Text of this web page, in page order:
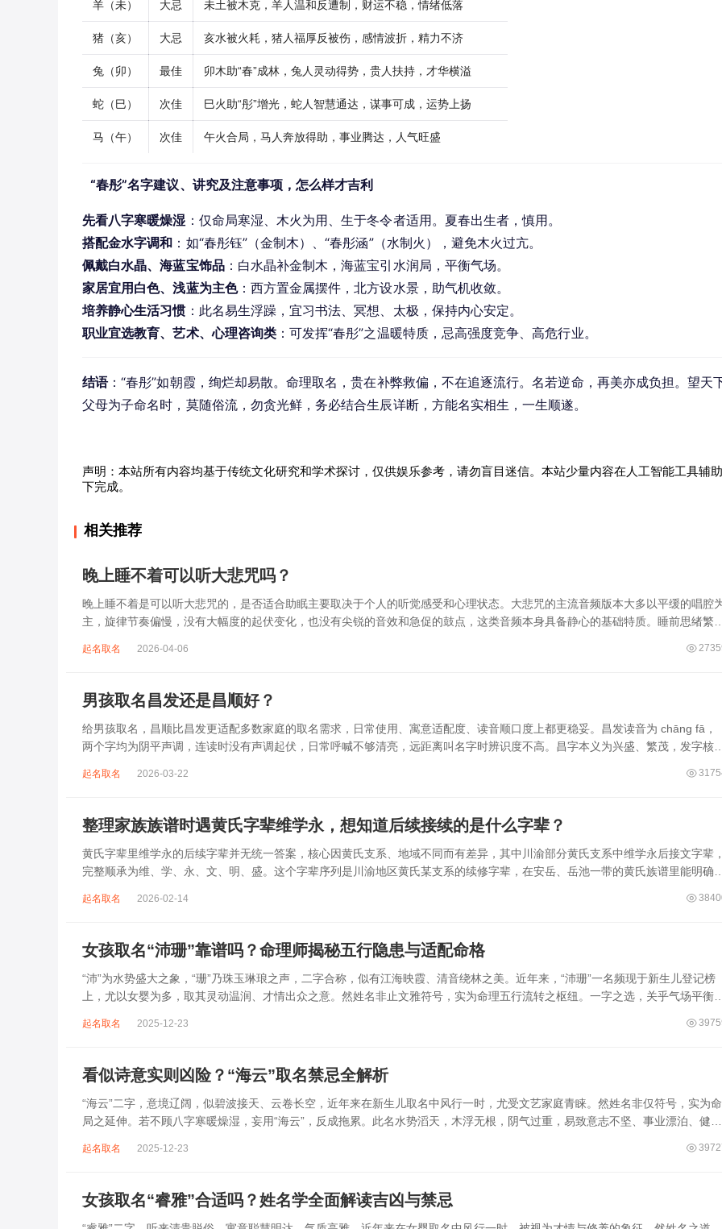
羊（未） 大忌 未土被木克，羊人温和反遭制，财运不稳，情绪低落
猪（亥） 大忌 亥水被火耗，猪人福厚反被伤，感情波折，精力不济
兔（卯） 最佳 卯木助“春”成林，兔人灵动得势，贵人扶持，才华横溢
蛇（巳） 次佳 巳火助“彤”增光，蛇人智慧通达，谋事可成，运势上扬
马（午） 次佳 午火合局，马人奔放得助，事业腾达，人气旺盛
“春彤”名字建议、讲究及注意事项，怎么样才吉利
先看八字寒暖燥湿 ：仅命局寒湿、木火为用、生于冬令者适用。夏春出生者，慎用。
搭配金水字调和 ：如“春彤钰”（金制木）、“春彤涵”（水制火），避免木火过亢。
佩戴白水晶、海蓝宝饰品：白水晶补金制木，海蓝宝引水润局，平衡气场。
家居宜用白色、浅蓝为主色：西方置金属摆件，北方设水景，助气机收敛。
培养静心生活习惯：此名易生浮躁，宜习书法、冥想、太极，保持内心安定。
职业宜选教育、艺术、心理咨询类：可发挥“春彤”之温暖特质，忌高强度竞争、高危行业。
结语：“春彤”如朝霞，绚烂却易散。命理取名，贵在补弊救偏，不在追逐流行。名若逆命，再美亦成负担。望天
父母为子命名时，莫随俗流，勿贪光鲜，务必结合生辰详断，方能名实相生，一生顺遂。
声明：本站所有内容均基于传统文化研究和学术探讨，仅供娱乐参考，请勿盲目迷信。本站少量内容在人工智能工具辅助
下完成。
相关推荐
晚上睡不着可以听大悲咒吗？
晚上睡不着是可以听大悲咒的，是否适合助眠主要取决于个人的听觉感受和心理状态。大悲咒的主流音频版本大多以平缓的唱腔
主，旋律节奏偏慢，没有大幅度的起伏变化，也没有尖锐的音效和急促的鼓点，这类音频本身具备静心的基础特质。睡前思绪繁
起名取名 2026-04-06
男孩取名昌发还是昌顺好？
给男孩取名，昌顺比昌发更适配多数家庭的取名需求，日常使用、寓意适配度、读音顺口度上都更稳妥。昌发读音为 chāng fā，
两个字均为阴平声调，连读时没有声调起伏，日常呼喊不够清亮，远距离叫名字时辨识度不高。昌字本义为兴盛、繁茂，发字核
起名取名 2026-03-22
整理家族族谱时遇黄氏字辈维学永，想知道后续接续的是什么字辈？
黄氏字辈里维学永的后续字辈并无统一答案，核心因黄氏支系、地域不同而有差异，其中川渝部分黄氏支系中维学永后接文字辈
完整顺承为维、学、永、文、明、盛。这个字辈序列是川渝地区黄氏某支系的续修字辈，在安岳、岳池一带的黄氏族谱里能明确
起名取名 2026-02-14
女孩取名“沛珊”靠谱吗？命理师揭秘五行隐患与适配命格
“沛”为水势盛大之象，“珊”乃珠玉琳琅之声，二字合称，似有江海映霞、清音绕林之美。近年来，“沛珊”一名频现于新生儿登记榜
上，尤以女婴为多，取其灵动温润、才情出众之意。然姓名非止文雅符号，实为命理五行流转之枢纽。一字之选，关乎气场平衡
起名取名 2025-12-23
看似诗意实则凶险？“海云”取名禁忌全解析
“海云”二字，意境辽阔，似碧波接天、云卷长空，近年来在新生儿取名中风行一时，尤受文艺家庭青睐。然姓名非仅符号，实为命
局之延伸。若不顾八字寒暖燥湿，妄用“海云”，反成拖累。此名水势滔天，木浮无根，阴气过重，易致意志不坚、事业漂泊、健康
起名取名 2025-12-23
女孩取名“睿雅”合适吗？姓名学全面解读吉凶与禁忌